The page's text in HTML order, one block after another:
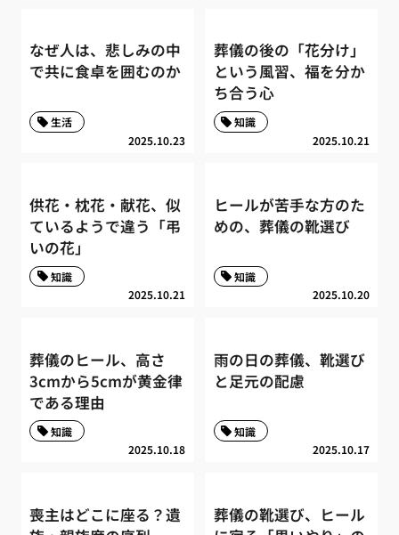
なぜ人は、悲しみの中
で共に食卓を囲むのか
2025.10.23
生活
葬儀の後の「花分け」
という風習、福を分か
ち合う心
2025.10.21
知識
供花・枕花・献花、似
ているようで違う「弔
いの花」
2025.10.21
知識
ヒールが苦手な方のた
めの、葬儀の靴選び
2025.10.20
知識
葬儀のヒール、高さ
3cmから5cmが黄金律
である理由
2025.10.18
知識
雨の日の葬儀、靴選び
と足元の配慮
2025.10.17
知識
喪主はどこに座る？遺
葬儀の靴選び、ヒール